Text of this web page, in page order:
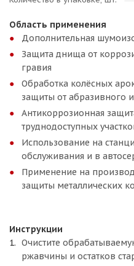
Область применения
Дополнительная
Защита днища от
гравия
Обработка колёсных
защиты от абразивного
Антикоррозионная
труднодоступных
Использование на
обслуживания и в
Применение на
защиты металлических
Инструкции
Очистите
ржавчины и остатков